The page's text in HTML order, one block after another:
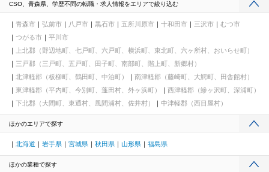
CSO、青森県、学歴不問の転職・求人情報をエリアで絞り込む
青森市 弘前市 八戸市 黒石市 五所川原市 十和田市 三沢市
むつ市
つがる市
平川市
上北郡（野辺地町、七戸町、六戸町、横浜町、東北町、六ヶ所村、おいらせ町）
三戸郡（三戸町、五戸町、田子町、南部町、階上町、新郷村）
北津軽郡（板柳町、鶴田町、中泊町）
南津軽郡（藤崎町、大鰐町、田舎館村）
東津軽郡（平内町、今別町、蓬田村、外ヶ浜町）
西津軽郡（鰺ヶ沢町、深浦町）
下北郡（大間町、東通村、風間浦村、佐井村）
中津軽郡（西目屋村）
ほかのエリアで探す
北海道 岩手県 宮城県 秋田県 山形県 福島県
ほかの業種で探す